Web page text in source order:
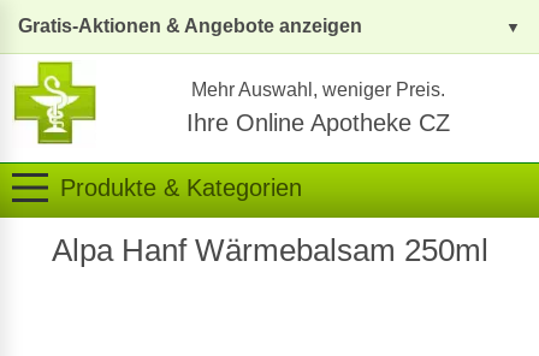
Gratis-Aktionen & Angebote anzeigen
Mehr Auswahl, weniger Preis.
Ihre Online Apotheke CZ
Produkte & Kategorien
Alpa Hanf Wärmebalsam 250ml